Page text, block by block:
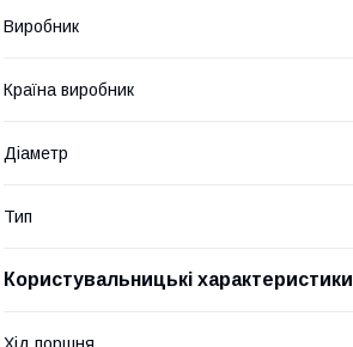
Виробник
Країна виробник
Діаметр
Тип
Користувальницькі характеристики